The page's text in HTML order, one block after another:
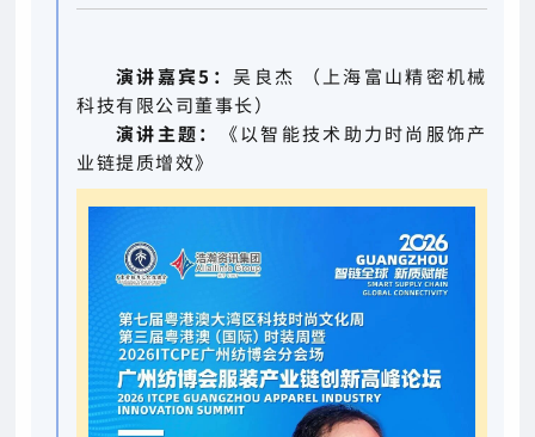
演讲嘉宾5：吴良杰 （上海富山精密机械
科技有限公司董事长）
演讲主题：
《以智能技术助力时尚服饰产
业链提质增效》